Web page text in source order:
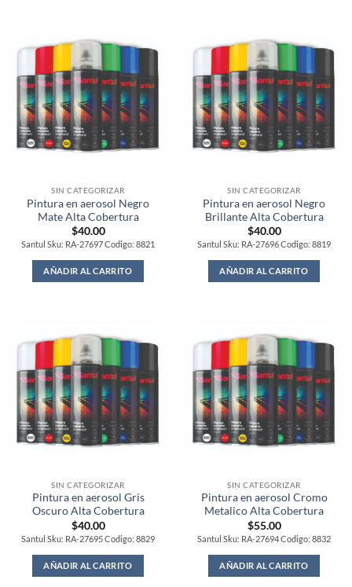
SIN CATEGORIZAR
Pintura en aerosol Negro
Mate Alta Cobertura
$40.00
Santul Sku: RA-27697 Codigo: 8821
AÑADIR AL CARRITO
SIN CATEGORIZAR
Pintura en aerosol Negro
Brillante Alta Cobertura
$40.00
Santul Sku: RA-27696 Codigo: 8819
AÑADIR AL CARRITO
SIN CATEGORIZAR
Pintura en aerosol Gris
Oscuro Alta Cobertura
$40.00
Santul Sku: RA-27695 Codigo: 8829
AÑADIR AL CARRITO
SIN CATEGORIZAR
Pintura en aerosol Cromo
Metalico Alta Cobertura
$55.00
Santul Sku: RA-27694 Codigo: 8832
AÑADIR AL CARRITO